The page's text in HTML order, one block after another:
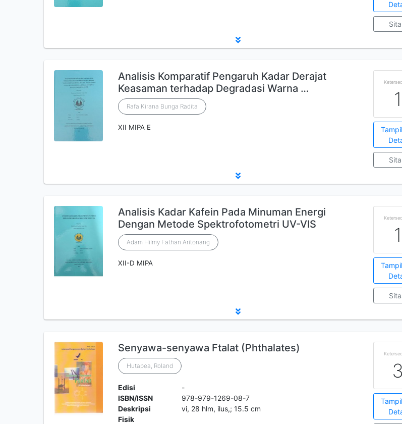
Analisis Komparatif Pengaruh Kadar Derajat
Keasaman terhadap Degradasi Warna …
Rafa Kirana Bunga Radita
XII MIPA E
1
Analisis Kadar Kafein Pada Minuman Energi
Dengan Metode Spektrofotometri UV-VIS
Adam Hilmy Fathan Aritonang
XII-D MIPA
1
Senyawa-senyawa Ftalat (Phthalates)
Hutapea, Roland
Edisi
-
ISBN/ISSN
978-979-1269-08-7
Deskripsi
Fisik
vi, 28 hlm, ilus,; 15.5 cm
3